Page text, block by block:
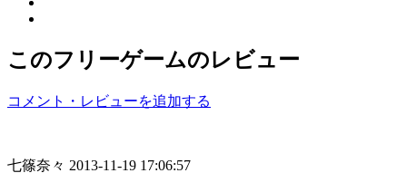
このフリーゲームのレビュー
コメント・レビューを追加する
七篠奈々 2013-11-19 17:06:57